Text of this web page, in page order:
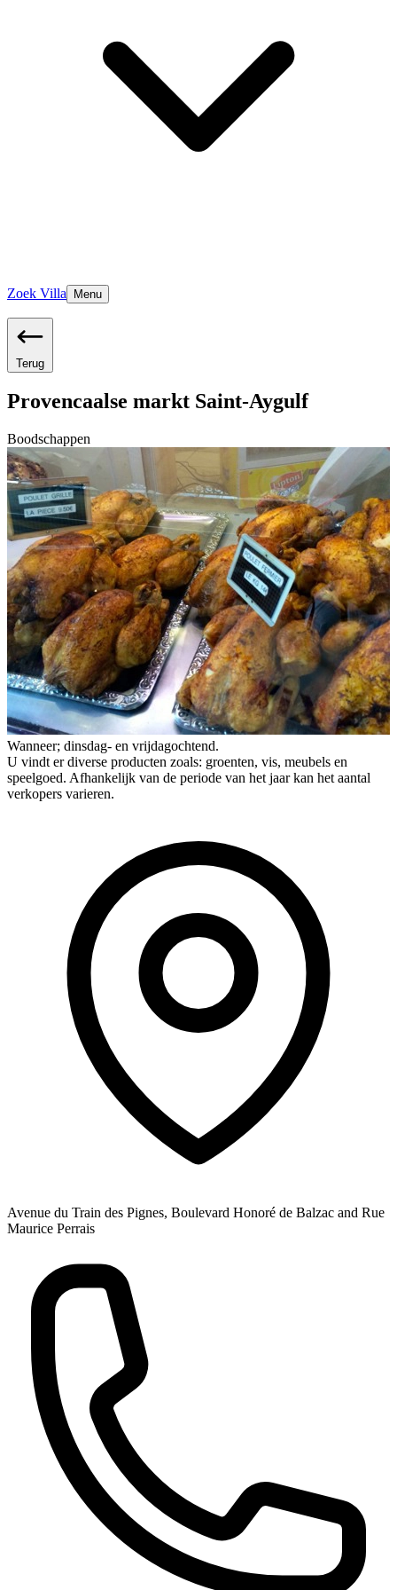
Zoek Villa Menu
Terug
Provencaalse markt Saint-Aygulf
Boodschappen
Wanneer; dinsdag- en vrijdagochtend.
U vindt er diverse producten zoals: groenten, vis, meubels en
speelgoed. Afhankelijk van de periode van het jaar kan het aantal
verkopers varieren.
Avenue du Train des Pignes, Boulevard Honoré de Balzac and Rue
Maurice Perrais